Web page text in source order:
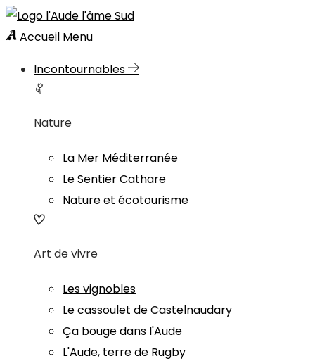
Accueil Menu
Incontournables
Nature
La Mer Méditerranée
Le Sentier Cathare
Nature et écotourisme
Art de vivre
Les vignobles
Le cassoulet de Castelnaudary
Ça bouge dans l'Aude
L'Aude, terre de Rugby